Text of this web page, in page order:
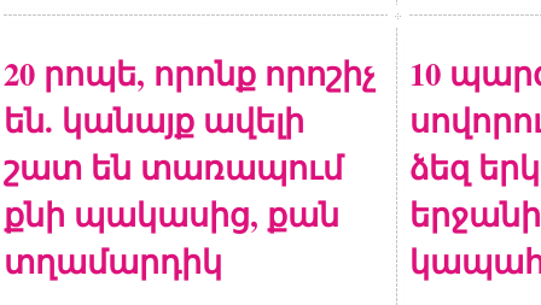
20 րոպե, որոնք որոշիչ
են. կանայք ավելի
շատ են տառապում
քնի պակասից, քան
տղամարդիկ
10
ձեզ